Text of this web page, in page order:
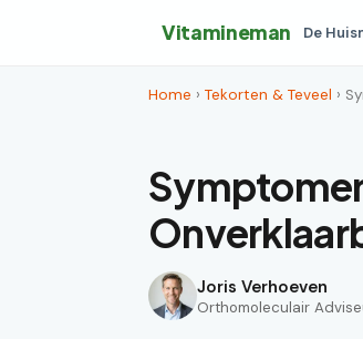
Vitamineman De
Home › Tekorten & Teveel ›
Joris Verhoeven
Orthomoleculair